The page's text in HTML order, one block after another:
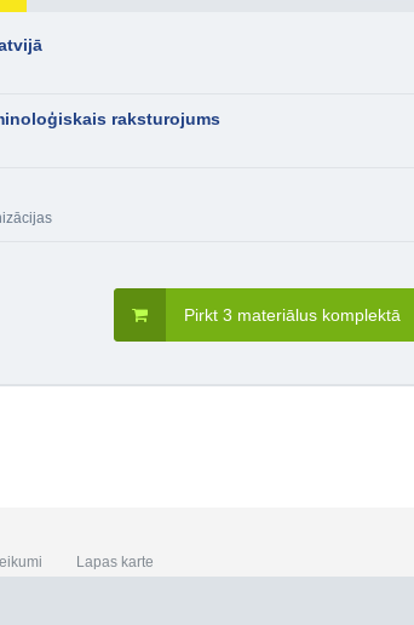
raksturojums
Pirkt 3 materiālus komplektā
Lapas karte